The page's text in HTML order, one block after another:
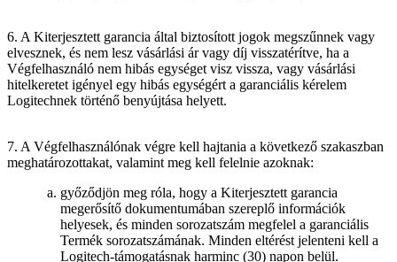
6. A Kiterjesztett garancia által biztosított jogok megszűnnek vagy
elvesznek, és nem lesz vásárlási ár vagy díj visszatérítve, ha a
Végfelhasználó nem hibás egységet visz vissza, vagy vásárlási
hitelkeretet igényel egy hibás egységért a garanciális kérelem
Logitechnek történő benyújtása helyett.
7. A Végfelhasználónak végre kell hajtania a következő szakaszban
meghatározottakat, valamint meg kell felelnie azoknak:
győződjön meg róla, hogy a Kiterjesztett garancia
megerősítő dokumentumában szereplő információk
helyesek, és minden sorozatszám megfelel a garanciális
Termék sorozatszámának. Minden eltérést jelenteni kell a
Logitech-támogatásnak harminc (30) napon belül.